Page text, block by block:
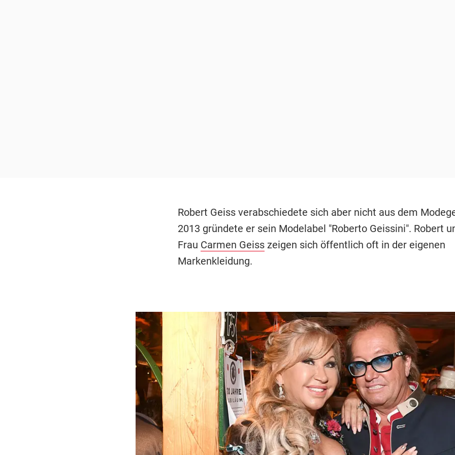
Robert Geiss verabschiedete sich aber nicht aus dem
2013 gründete er sein Modelabel "Roberto Geissini". Robert
Frau Carmen Geisszeigen sich öffentlich oft in der eigenen
Markenkleidung.